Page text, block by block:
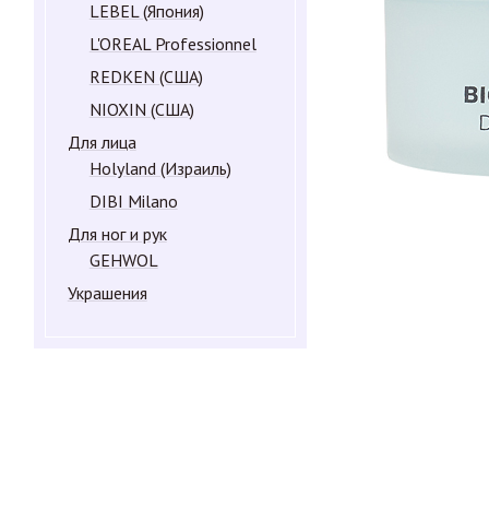
LEBEL (Япония)
L'OREAL Professionnel
REDKEN (США)
NIOXIN (США)
Для лица
Holyland (Израиль)
DIBI Milano
Для ног и рук
GEHWOL
Украшения